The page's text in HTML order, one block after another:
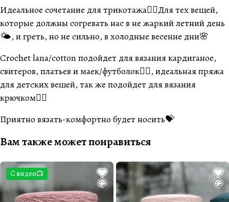
Идеальное сочетание для трикотажа👍🏼Для тех вещей,
которые должны согревать нас в не жаркий летний день
🌤, и греть, но не сильно, в холодные весенне дни🌸
Crochet lana/cotton подойдет для вязания кардиганое,
свитеров, платьев и маек/футболок👍🏼, идеальная пряжа
для детских вещей, так же подойдет для вязания
крючком👌🏼
Приятно вязать-комфортно будет носить💝
Вам также может понравиться
С видео📺